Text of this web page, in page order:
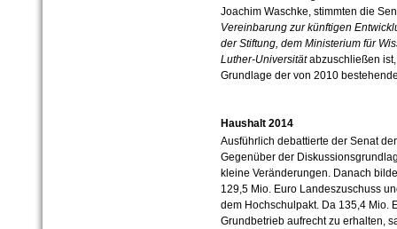
Joachim Waschke, stimmten die
Vereinbarung zur künftigen
der Stiftung, dem Ministerium für
Luther-Universitätabzuschließen
Grundlage der von 2010
Haushalt 2014
Ausführlich debattierte der Senat
Gegenüber der
kleine Veränderungen. Danach
129,5 Mio. Euro Landeszuschuss
dem Hochschulpakt. Da 135,4 Mio.
Grundbetrieb aufrecht zu erhalten,